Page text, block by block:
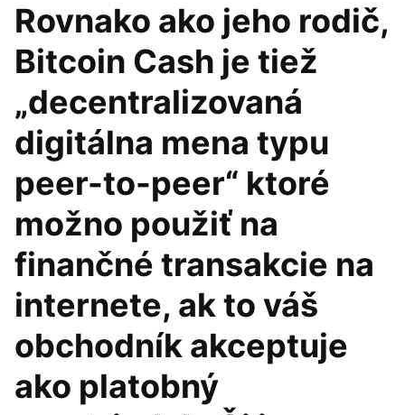
Rovnako ako jeho rodič,
Bitcoin Cash je tiež
„decentralizovaná
digitálna mena typu
peer-to-peer“ ktoré
možno použiť na
finančné transakcie na
internete, ak to váš
obchodník akceptuje
ako platobný